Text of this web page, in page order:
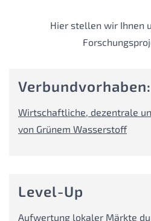
Hier stellen wir Ihnen
Verbundvorhaben:
Wirtschaftliche, dezentrale
von Grünem Wasserstoff
Level-Up
Aufwertung lokaler Märkte